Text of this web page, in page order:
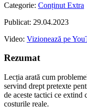
Categorie: Conținut Extra
Publicat: 29.04.2023
Video: Vizionează pe
Rezumat
Lecția arată cum
servind drept pretexte
de aceste tactici ce extind
costurile reale.